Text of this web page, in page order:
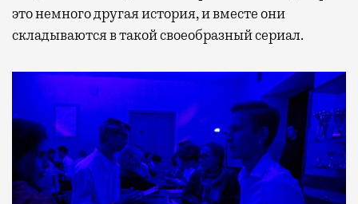
это немного другая история, и вместе они
складываются в такой своеобразный сериал.